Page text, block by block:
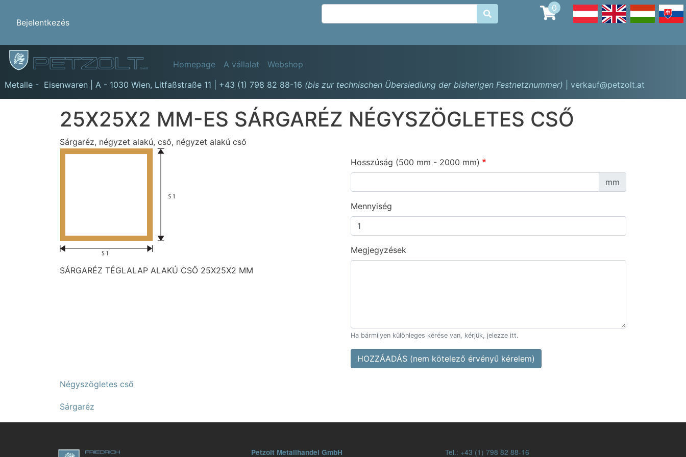
Ugrás
Benutzermenü
Bejelentkezés

0
GmbH Hauptnavigation
Homepage A vállalat
Webshop
Metalle - Eisenwaren | A - 1030 Wien, Litfaßstraße 11 +43 (1) 798 82 88-16 (bis zur technischen Übersiedlung der bisherigen Festnetznummer) | verkauf@petzolt.at
25X25X2 MM-ES SÁRGARÉZ NÉGYSZÖGLETES CSŐ
Sárgaréz, négyzet alakú, cső, négyzet alakú cső
SÁRGARÉZ TÉGLALAP ALAKÚ CSŐ 25X25X2 MM
Hosszúság (500 mm - 2000 mm)
mm
Mennyiség
Megjegyzések
Ha bármilyen különleges kérése van, kérjük, jelezze itt.
HOZZÁADÁS (nem kötelező érvényű kérelem)
Négyszögletes cső
Sárgaréz
Petzolt Metallhandel GmbH Tel.: +43 (1) 798 82 88-16